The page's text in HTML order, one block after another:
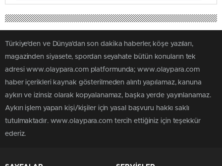
Türkiye'den ve Dünya’dan son dakika haberler, köşe yazıları,
magazinden siyasete, spordan seyahate bütün konuların tek
adresi www.olaypara.com platformunda; www.olaypara.com
haber içerikleri kaynak gösterilmeden alıntı yapılamaz, kanuna
aykırı ve izinsiz olarak kopyalanamaz, başka yerde yayınlanamaz.
Aykırı işlem yapan kişi/kişiler için yasal başvuru hakkı saklı
tutulmaktadır. www.olaypara.com tercih ettiğiniz için teşekkür
ederiz.